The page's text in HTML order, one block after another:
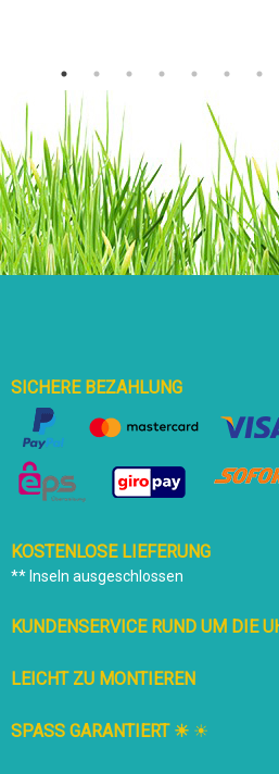
stellst du die richtige Höhe einfach
Kontrolliert lenken
Ein Laufrad ist die beste
Radfahren. Auf zwei Rädern
lenken (lernen), das ist für kleine
Herausforderung. Um zu
SICHERE BEZAHLUNG
KOSTENLOSE LIEFERUNG
** Inseln ausgeschlossen
KUNDENSERVICE RUND UM DIE
LEICHT ZU MONTIEREN
SPASS GARANTIERT ☀ ☀